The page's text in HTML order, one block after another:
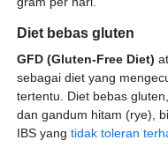
Diet bebas gluten
GFD (Gluten-Free Diet)
sebagai diet yang
tertentu. Diet bebas
dan gandum hitam (rye),
IBS yang tidak toleran